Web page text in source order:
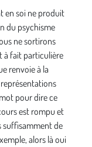
en soi ne produit
du psychisme
ne sortirons
à fait particulière
renvoie à la
pour dire ce
est rompu et
suffisamment de
alors là oui